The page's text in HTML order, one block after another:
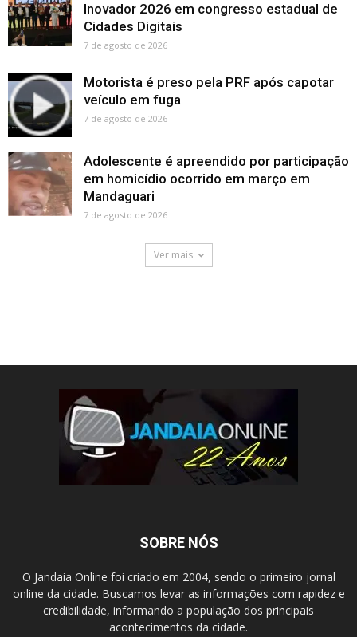
Inovador 2026 em congresso estadual de
Cidades Digitais
7 de agosto de 2026
Motorista é preso pela PRF após capotar
veículo em fuga
7 de agosto de 2026
Adolescente é apreendido por participação
em homicídio ocorrido em março em
Mandaguari
7 de agosto de 2026
Ver mais
SOBRE NÓS
O Jandaia Online foi criado em 2004, sendo o primeiro jornal
online da cidade. Buscamos levar as informações com rapidez e
credibilidade, informando a população dos principais
acontecimentos da cidade.